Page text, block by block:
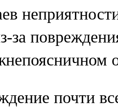
за
почти